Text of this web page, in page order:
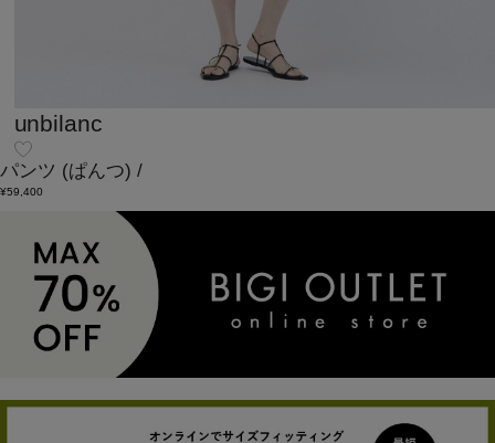
unbilanc
パンツ (ぱんつ) /
¥59,400